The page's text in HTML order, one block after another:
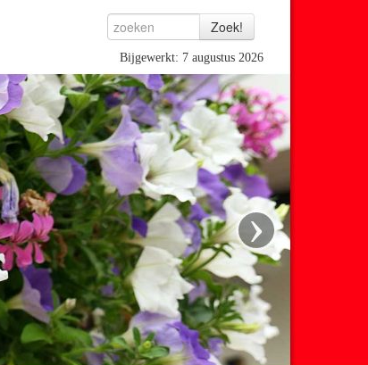
Bijgewerkt: 7 augustus 2026
›